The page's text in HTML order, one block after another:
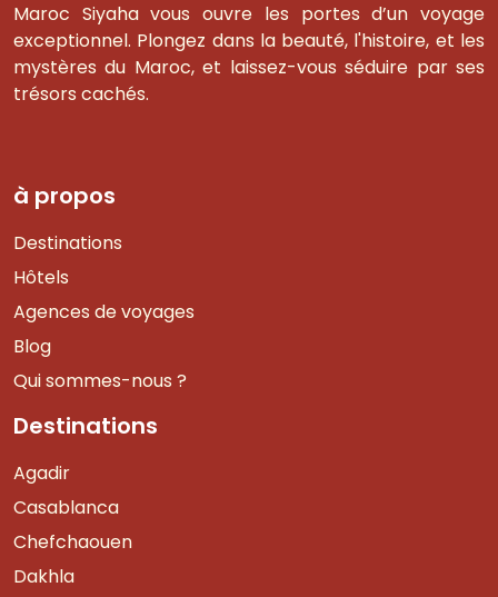
Maroc Siyaha vous ouvre les portes d’un voyage
exceptionnel. Plongez dans la beauté, l'histoire, et les
mystères du Maroc, et laissez-vous séduire par ses
trésors cachés.
à propos
Destinations
Hôtels
Agences de voyages
Blog
Qui sommes-nous ?
Destinations
Agadir
Casablanca
Chefchaouen
Dakhla